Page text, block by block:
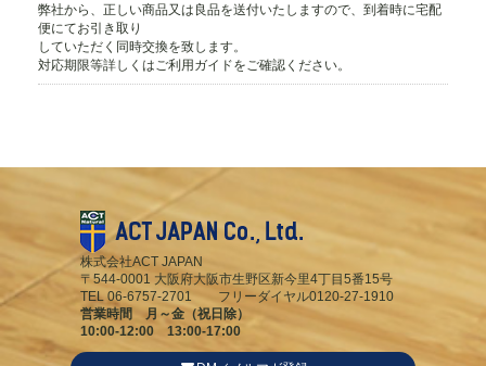
弊社から、正しい商品又は良品を送付いたしますので、到着時に宅配
便にてお引き取り
していただく同時交換を致します。
対応期限等詳しくはご利用ガイドをご確認ください。
株式会社ACT JAPAN
〒544-0001 大阪府大阪市生野区新今里4丁目5番15号
TEL 06-6757-2701 フリーダイヤル0120-27-1910
営業時間 月～金（祝日除）
10:00-12:00 13:00-17:00